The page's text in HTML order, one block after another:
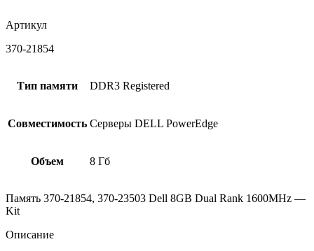
Артикул
370-21854
Тип памяти DDR3 Registered
Совместимость Серверы DELL PowerEdge
Объем 8 Гб
Память 370-21854, 370-23503 Dell 8GB Dual Rank 1600MHz —
Kit
Описание